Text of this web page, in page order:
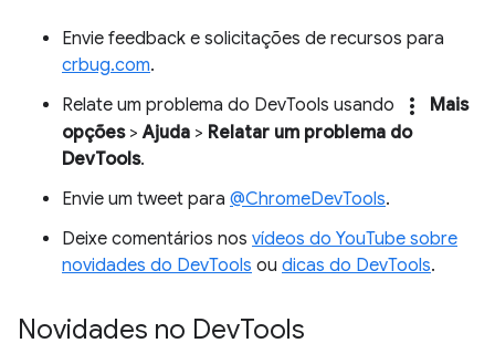
Envie feedback e solicitações de recursos para
crbug.com.
Relate um problema do DevTools usando
more_vert
Mais
opções>Ajuda > Relatar um problema do
DevTools.
Envie um tweet para @ChromeDevTools.
Deixe comentários nos vídeos do YouTube sobre
novidades do DevTools ou dicas do DevTools.
Novidades no DevTools